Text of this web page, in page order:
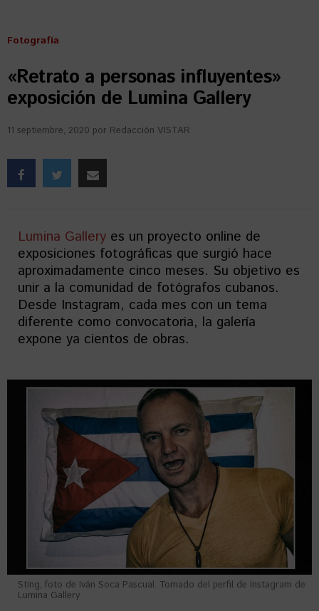
Fotografía
«Retrato a personas influyentes»
exposición de Lumina Gallery
11 septiembre, 2020 por Redacción VISTAR
Lumina Gallery es un proyecto online de
exposiciones fotográficas que surgió hace
aproximadamente cinco meses. Su objetivo es
unir a la comunidad de fotógrafos cubanos.
Desde Instagram, cada mes con un tema
diferente como convocatoria, la galería
expone ya cientos de obras.
Sting, foto de Iván Soca Pascual. Tomado del perfil de Instagram de
Lumina Gallery